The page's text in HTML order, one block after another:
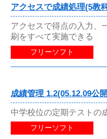
アクセスで成績処理(5教
アクセスで得点の入力、
刷をすべて実施できる
フリーソフト
成績管理 1.2(05.12.09公
中学校位の定期テストの
フリーソフト